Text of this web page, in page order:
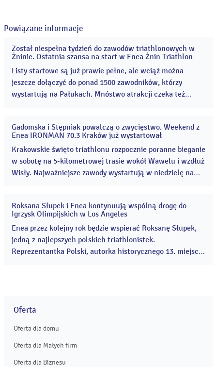
Powiązane informacje
04
sie
Został niespełna tydzień do zawodów triathlonowych w
Żninie. Ostatnia szansa na start w Enea Żnin Triathlon
Listy startowe są już prawie pełne, ale wciąż można
jeszcze dołączyć do ponad 1500 zawodników, którzy
wystartują na Pałukach. Mnóstwo atrakcji czeka też
sportowe, które co roku przyciągają coraz więcej
uczestników i kibiców. ...
31
2026
Gadomska i Stępniak powalczą o zwycięstwo. Weekend z
Enea IRONMAN 70.3 Kraków już wystartował
Krakowskie święto triathlonu rozpocznie poranne bieganie
w sobotę na 5-kilometrowej trasie wokół Wawelu i wzdłuż
Wisły. Najważniejsze zawody wystartują w niedzielę na
2026
Roksana Słupek i Enea kontynuują wspólną drogę do
Igrzysk Olimpijskich w Los Angeles
Enea przez kolejny rok będzie wspierać Roksanę Słupek,
jedną z najlepszych polskich triathlonistek.
Reprezentantka Polski, autorka historycznego 13. miejsca
Oferta
Oferta dla domu
Oferta dla Małych firm
Oferta dla Biznesu